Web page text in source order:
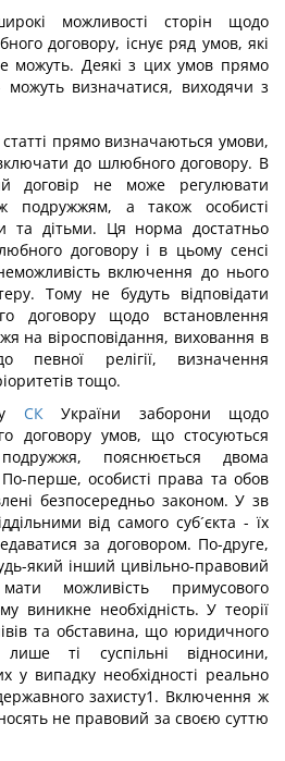
можливості сторін щодо
договору, існує ряд умов, які
можуть. Деякі з цих умов прямо
можуть визначатися, виходячи з
прямо визначаються умови,
до шлюбного договору. В
договір не може регулювати
подружжям, а також особисті
та дітьми. Ця норма достатньо
договору і в цьому сенсі
включення до нього
Тому не будуть відповідати
договору щодо встановлення
на віросповідання, виховання в
певної релігії, визначення
тощо.
СКУкраїни заборони щодо
договору умов, що стосуються
пояснюється двома
перше, особисті права та обов
безпосередньо законом. У зв
від самого суб´єкта - їх
за договором. По-друге,
який інший цивільно-правовий
можливість примусового
виникне необхідність. У теорії
та обставина, що юридичного
ті суспільні відносини,
у випадку необхідності реально
захисту1. Включення ж
не правовий за своєю суттю